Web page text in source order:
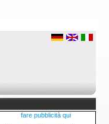
fare pubblicità qui